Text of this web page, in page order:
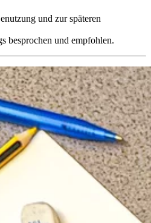
und zur späteren
besprochen und empfohlen.